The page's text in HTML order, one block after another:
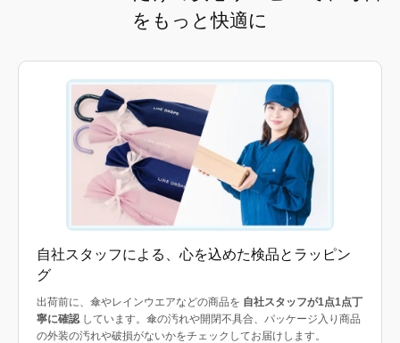
をもっと快適に
自社スタッフによる、心を込めた検品とラッピン
グ
出荷前に、傘やレインウエアなどの商品を 自社スタッフが1点1点丁
寧に確認しています。傘の汚れや開閉不具合、パッケージ入り商品
の外装の汚れや破損がないかをチェックしてお届けします。